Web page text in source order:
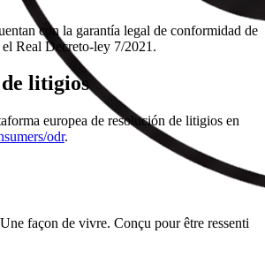
con la garantía legal de conformidad de
Real Decreto-ley 7/2021.
litigios
europea de resolución de litigios en
odr.
façon de vivre. Conçu pour être ressenti